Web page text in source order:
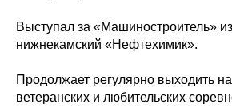
Выступал за «Машиностроитель»
нижнекамский «Нефтехимик».
Продолжает регулярно выходить
ветеранских и любительских